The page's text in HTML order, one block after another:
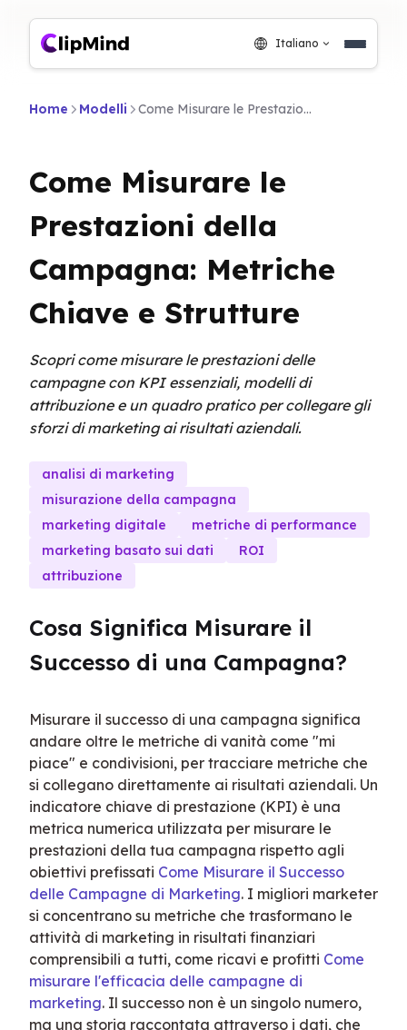
Italiano
Home Modelli Come Misurare le Prestazioni della Campagna: Metriche Chiave e Strutture
Come Misurare le
Prestazioni della
Campagna: Metriche
Chiave e Strutture
Scopri come misurare le prestazioni delle
campagne con KPI essenziali, modelli di
attribuzione e un quadro pratico per collegare gli
sforzi di marketing ai risultati aziendali.
analisi di marketing
misurazione della campagna
marketing digitale
metriche di performance
marketing basato sui dati
ROI
attribuzione
Cosa Significa Misurare il
Successo di una Campagna?
Misurare il successo di una campagna significa
andare oltre le metriche di vanità come "mi
piace" e condivisioni, per tracciare metriche che
si collegano direttamente ai risultati aziendali. Un
indicatore chiave di prestazione (KPI) è una
metrica numerica utilizzata per misurare le
prestazioni della tua campagna rispetto agli
obiettivi prefissati Come Misurare il Successo
delle Campagne di Marketing. I migliori marketer
si concentrano su metriche che trasformano le
attività di marketing in risultati finanziari
comprensibili a tutti, come ricavi e profitti Come
misurare l'efficacia delle campagne di
marketing. Il successo non è un singolo numero,
ma una storia raccontata attraverso i dati, che